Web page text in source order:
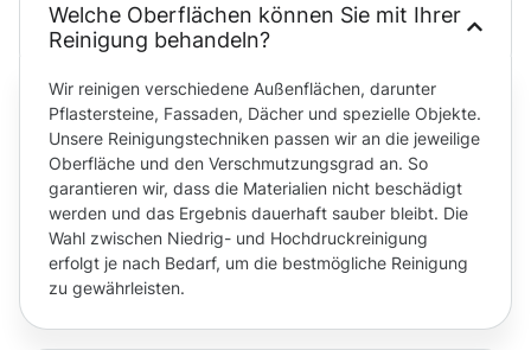
Welche Oberflächen können Sie mit Ihrer
Reinigung behandeln?
Wir reinigen verschiedene Außenflächen, darunter
Pflastersteine, Fassaden, Dächer und spezielle Objekte.
Unsere Reinigungstechniken passen wir an die jeweilige
Oberfläche und den Verschmutzungsgrad an. So
garantieren wir, dass die Materialien nicht beschädigt
werden und das Ergebnis dauerhaft sauber bleibt. Die
Wahl zwischen Niedrig- und Hochdruckreinigung
erfolgt je nach Bedarf, um die bestmögliche Reinigung
zu gewährleisten.